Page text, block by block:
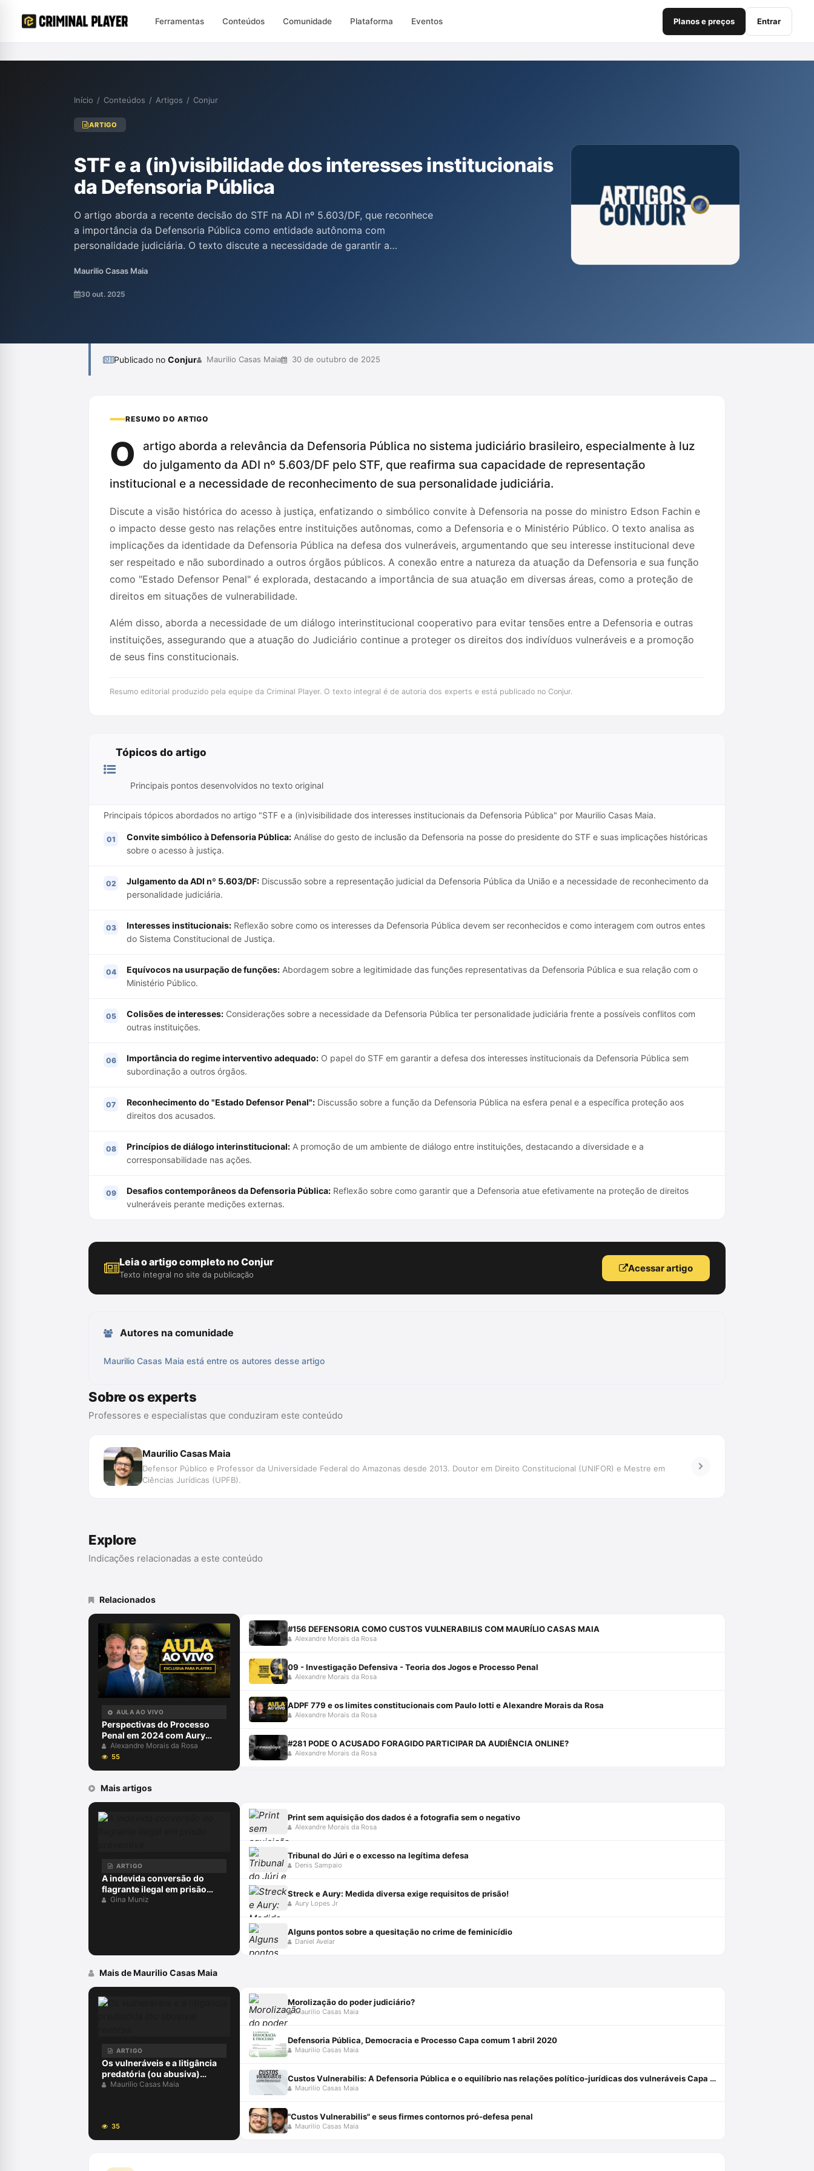
Ferramentas Conteúdos Comunidade Plataforma Eventos Planos e preços Entrar
Início / Conteúdos / Artigos / Conjur
ARTIGO
STF e a (in)visibilidade dos interesses institucionais
da Defensoria Pública
O artigo aborda a recente decisão do STF na ADI nº 5.603/DF, que reconhece
a importância da Defensoria Pública como entidade autônoma com
personalidade judiciária. O texto discute a necessidade de garantir a
especialmente em litígios que envolvem o Estado, ressaltando a relevância de
um diálogo interinstitucional para promover os direitos dos vulneráveis. A
Maurilio Casas Maia
30 out. 2025
Publicado no Conjur Maurilio Casas Maia 30 de outubro de 2025
RESUMO DO ARTIGO
O
artigo aborda a relevância da Defensoria Pública no sistema judiciário brasileiro, especialmente à luz
do julgamento da ADI nº 5.603/DF pelo STF, que reafirma sua capacidade de representação
institucional e a necessidade de reconhecimento de sua personalidade judiciária.
Discute a visão histórica do acesso à justiça, enfatizando o simbólico convite à Defensoria na posse do ministro Edson Fachin e
o impacto desse gesto nas relações entre instituições autônomas, como a Defensoria e o Ministério Público. O texto analisa as
implicações da identidade da Defensoria Pública na defesa dos vulneráveis, argumentando que seu interesse institucional deve
ser respeitado e não subordinado a outros órgãos públicos. A conexão entre a natureza da atuação da Defensoria e sua função
como "Estado Defensor Penal" é explorada, destacando a importância de sua atuação em diversas áreas, como a proteção de
direitos em situações de vulnerabilidade.
Além disso, aborda a necessidade de um diálogo interinstitucional cooperativo para evitar tensões entre a Defensoria e outras
instituições, assegurando que a atuação do Judiciário continue a proteger os direitos dos indivíduos vulneráveis e a promoção
de seus fins constitucionais.
Resumo editorial produzido pela equipe da Criminal Player. O texto integral é de autoria dos experts e está publicado no Conjur.
Tópicos do artigo
Principais pontos desenvolvidos no texto original
Principais tópicos abordados no artigo "STF e a (in)visibilidade dos interesses institucionais da Defensoria Pública" por Maurilio Casas Maia.
Convite simbólico à Defensoria Pública: Análise do gesto de inclusão da Defensoria na posse do presidente do STF e suas implicações históricas
sobre o acesso à justiça.
Julgamento da ADI nº 5.603/DF: Discussão sobre a representação judicial da Defensoria Pública da União e a necessidade de reconhecimento da
personalidade judiciária.
Interesses institucionais: Reflexão sobre como os interesses da Defensoria Pública devem ser reconhecidos e como interagem com outros entes
do Sistema Constitucional de Justiça.
Equívocos na usurpação de funções: Abordagem sobre a legitimidade das funções representativas da Defensoria Pública e sua relação com o
Ministério Público.
Colisões de interesses: Considerações sobre a necessidade da Defensoria Pública ter personalidade judiciária frente a possíveis conflitos com
outras instituições.
Importância do regime interventivo adequado: O papel do STF em garantir a defesa dos interesses institucionais da Defensoria Pública sem
subordinação a outros órgãos.
Reconhecimento do "Estado Defensor Penal": Discussão sobre a função da Defensoria Pública na esfera penal e a específica proteção aos
direitos dos acusados.
Princípios de diálogo interinstitucional: A promoção de um ambiente de diálogo entre instituições, destacando a diversidade e a
corresponsabilidade nas ações.
Desafios contemporâneos da Defensoria Pública: Reflexão sobre como garantir que a Defensoria atue efetivamente na proteção de direitos
vulneráveis perante medições externas.
Leia o artigo completo no Conjur
Texto integral no site da publicação
Acessar artigo
Autores na comunidade
Maurilio Casas Maia está entre os autores desse artigo
Sobre os experts
Professores e especialistas que conduziram este conteúdo
Maurilio Casas Maia
Defensor Público e Professor da Universidade Federal do Amazonas desde 2013. Doutor em Direito Constitucional (UNIFOR) e Mestre em
Ciências Jurídicas (UPFB).
Explore
Indicações relacionadas a este conteúdo
Relacionados
AULA AO VIVO
Perspectivas do Processo
Penal em 2024 com Aury
Lopes Jr e Alexandre Morais
da Rosa
Alexandre Morais da Rosa
55
#156 DEFENSORIA COMO CUSTOS VULNERABILIS COM MAURÍLIO CASAS MAIA
Alexandre Morais da Rosa
09 - Investigação Defensiva - Teoria dos Jogos e Processo Penal
Alexandre Morais da Rosa
ADPF 779 e os limites constitucionais com Paulo Iotti e Alexandre Morais da Rosa
Alexandre Morais da Rosa
#281 PODE O ACUSADO FORAGIDO PARTICIPAR DA AUDIÊNCIA ONLINE?
Alexandre Morais da Rosa
Mais artigos
ARTIGO
A indevida conversão do
flagrante ilegal em prisão
preventiva
Gina Muniz
Print sem aquisição dos dados é a fotografia sem o negativo
Alexandre Morais da Rosa
Tribunal do Júri e o excesso na legítima defesa
Denis Sampaio
Streck e Aury: Medida diversa exige requisitos de prisão!
Aury Lopes Jr
Alguns pontos sobre a quesitação no crime de feminicídio
Daniel Avelar
Mais de Maurilio Casas Maia
ARTIGO
Os vulneráveis e a litigância
predatória (ou abusiva)
reversa
Maurilio Casas Maia
35
Morolização do poder judiciário?
Maurilio Casas Maia
Defensoria Pública, Democracia e Processo Capa comum 1 abril 2020
Maurilio Casas Maia
Custos Vulnerabilis: A Defensoria Pública e o equilíbrio nas relações político-jurídicas dos vulneráveis Capa dura 1 janeiro 2019
Maurilio Casas Maia
"Custos Vulnerabilis" e seus firmes contornos pró-defesa penal
Maurilio Casas Maia